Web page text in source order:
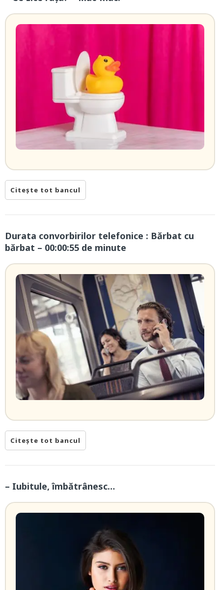
Citește tot bancul
Durata convorbirilor telefonice : Bărbat cu
bărbat – 00:00:55 de minute
Citește tot bancul
– Iubitule, îmbătrânesc…